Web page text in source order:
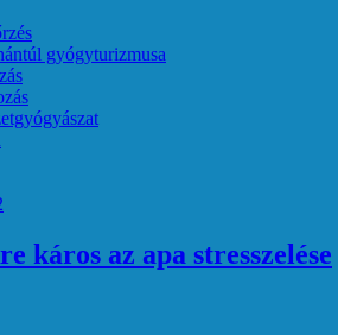
gyógyturizmusa
káros az apa stresszelése